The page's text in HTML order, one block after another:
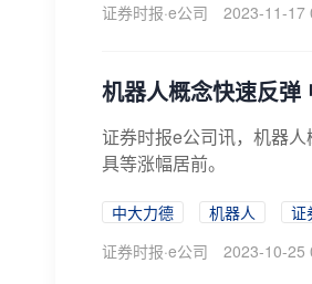
证券时报·e公司
2023-11-17
机器人概念快速反弹
证券时报e公司讯，机器
具等涨幅居前。
中大力德 机器人
证
证券时报·e公司
2023-10-25